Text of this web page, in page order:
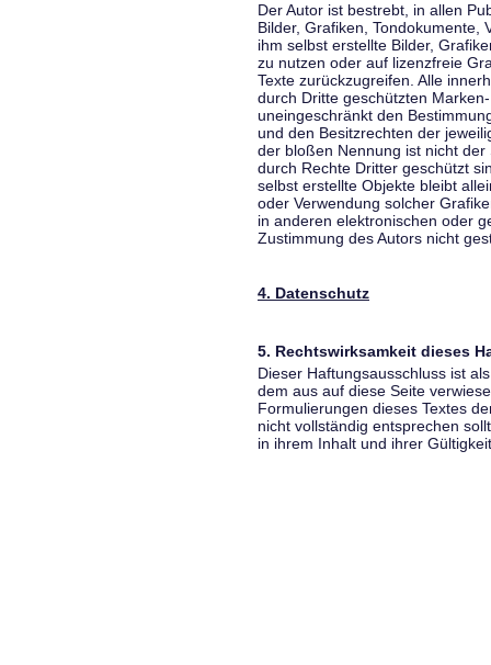
Der Autor ist bestrebt, in allen
Bilder, Grafiken, Tondokumente,
ihm selbst erstellte Bilder,
zu nutzen oder auf lizenzfreie
Texte zurückzugreifen. Alle
durch Dritte geschützten
uneingeschränkt den
und den Besitzrechten der
der bloßen Nennung ist nicht
durch Rechte Dritter geschützt
selbst erstellte Objekte bleibt
oder Verwendung solcher
in anderen elektronischen oder
Zustimmung des Autors nicht
4. Datenschutz
5. Rechtswirksamkeit dieses
Dieser Haftungsausschluss ist
dem aus auf diese Seite
Formulierungen dieses Textes
nicht vollständig entsprechen
in ihrem Inhalt und ihrer